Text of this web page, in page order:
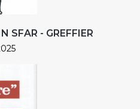
SFAR - GREFFIER